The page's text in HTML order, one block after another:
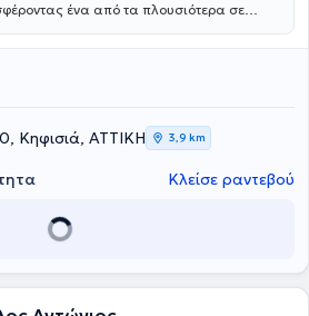
ένα από τα πλουσιότερα σε
νευρολογία και τη ρευματολογία,
Κηφισιά, ΑΤΤΙΚΗ 3,9 km
Κλείσε ραντεβού